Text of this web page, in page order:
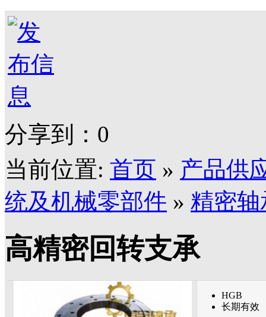
分享到： 0
当前位置: 首页 » 产品供
统及机械零部件 » 精密轴
高精密回转支承
HGB
长期有效